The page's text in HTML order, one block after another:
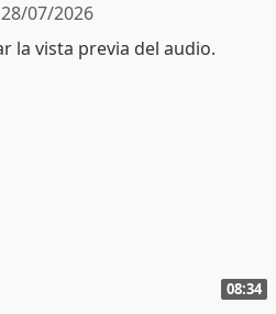
28/07/2026
08:34